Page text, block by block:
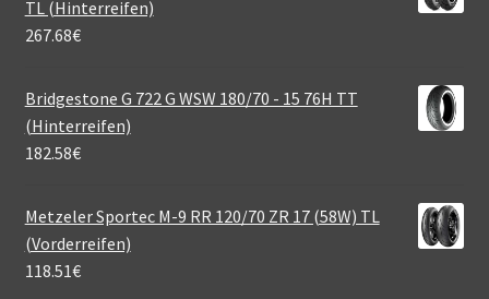
TL (Hinterreifen)
267.68€
Bridgestone G 722 G WSW 180/70 - 15 76H TT
(Hinterreifen)
182.58€
Metzeler Sportec M-9 RR 120/70 ZR 17 (58W) TL
(Vorderreifen)
118.51€